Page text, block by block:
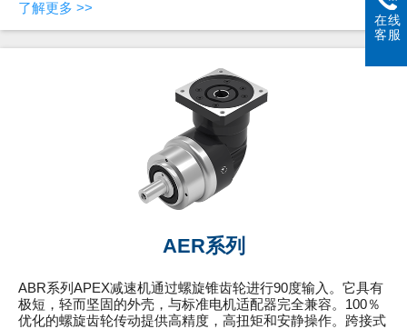
了解更多 >>
AER系列
ABR系列APEX减速机通过螺旋锥齿轮进行90度输入。它具有
极短，轻而坚固的外壳，与标准电机适配器完全兼容。100％
优化的螺旋齿轮传动提供高精度，高扭矩和安静操作。跨接式
在线
客服